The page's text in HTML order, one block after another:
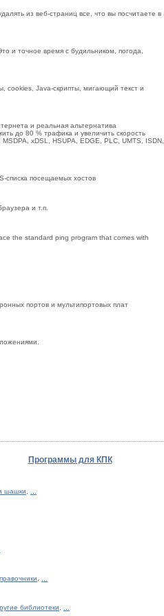
из веб-страниц все, что вы посчитаете в
и точное время с будильником, погода,
сookies, Java-скрипты, мигающий текст и
и реальная альтернатива
до 80 % трафика и увеличить скорость
xDSL, HSUPA, EDGE, PLC, UMTS, ISDN,
списка посещаемых хостов
и т.п.
the standard ping program that comes with
портов и мультипортовых плат
Программы для КПК
шашки, ...
, ...
библиотеки, ...